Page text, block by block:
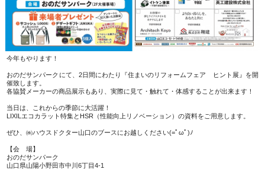
今年もやります！
おのだサンパークにて、 2日間にわたり『住まいのリフォームフェア ヒント展』を開
催致します。
各協賛メーカーの商品展示もあり、実際に 見て・触れて・体感することが出来ます！
当日は、これからの季節に大活躍！
LIXILエコカラット特集とHSR（性能向上リノベーション）の資料をご用意します。
ぜひ、㈱ハウスドクター山口のブースにお越しください(=ﾟωﾟ)ﾉ
【会 場】
おのだサンパーク
山口県山陽小野田市中川6丁目4-1